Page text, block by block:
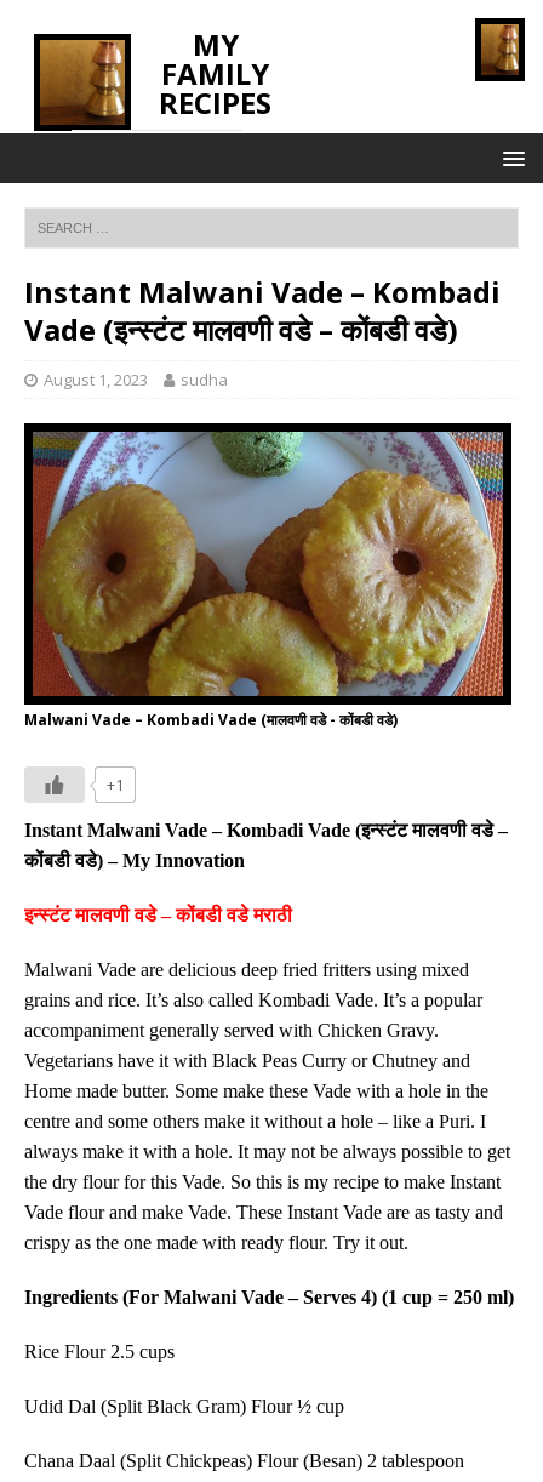
MY
FAMILY
RECIPES
Instant Malwani Vade – Kombadi
Vade (इन्स्टंट मालवणी वडे – कोंबडी वडे)
August 1, 2023 sudha
Malwani Vade – Kombadi Vade (मालवणी वडे - कोंबडी वडे)
+1
Instant Malwani Vade – Kombadi Vade (इन्स्टंटमालवणी वडे –
कोंबडी वडे) –My Innovation
इन्स्टंट मालवणी वडे – कोंबडी वडे मराठी
Malwani Vade are delicious deep fried fritters using mixed
grains and rice. It’s also called Kombadi Vade. It’s a popular
accompaniment generally served with Chicken Gravy.
Vegetarians have it with Black Peas Curry or Chutney and
Home made butter. Some make these Vade with a hole in the
centre and some others make it without a hole – like a Puri. I
always make it with a hole. It may not be always possible to get
the dry flour for this Vade. So this is my recipe to make Instant
Vade flour and make Vade. These Instant Vade are as tasty and
crispy as the one made with ready flour. Try it out.
Ingredients (For Malwani Vade – Serves 4) (1 cup = 250 ml)
Rice Flour 2.5 cups
Udid Dal (Split Black Gram) Flour ½ cup
Chana Daal (Split Chickpeas) Flour (Besan) 2 tablespoon